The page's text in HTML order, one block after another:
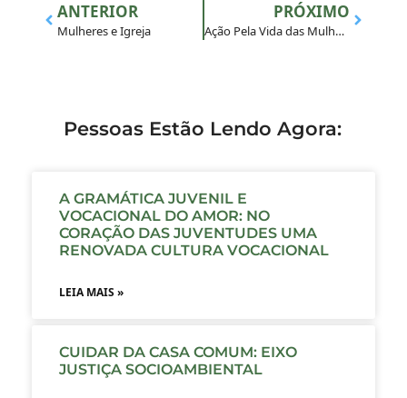
ANTERIOR
Mulheres e Igreja
PRÓXIMO
Ação Pela Vida das Mulheres: MAGIS Manresa realiza espaço de protagonismo feminino
Pessoas Estão Lendo Agora:
A GRAMÁTICA JUVENIL E
VOCACIONAL DO AMOR: NO
CORAÇÃO DAS JUVENTUDES UMA
RENOVADA CULTURA VOCACIONAL
LEIA MAIS »
CUIDAR DA CASA COMUM: EIXO
JUSTIÇA SOCIOAMBIENTAL